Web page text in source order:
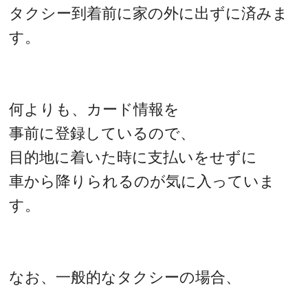
タクシー到着前に家の外に出ずに済みま
す。
何よりも、カード情報を
事前に登録しているので、
目的地に着いた時に支払いをせずに
車から降りられるのが気に入っていま
す。
なお、一般的なタクシーの場合、